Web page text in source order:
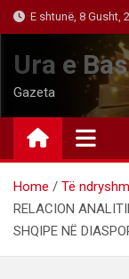
Skip
to
content
E shtunë, 8 Gusht,
Ura e
Gazeta
Home
Të
RELACION
SHQIPE NË